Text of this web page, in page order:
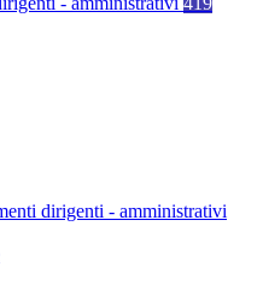
dirigenti - amministrativi